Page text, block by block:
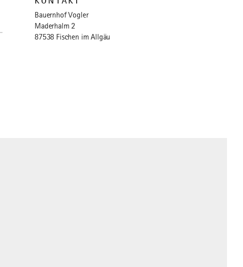
Bauernhof Vogler
Maderhalm 2
87538 Fischen im Allgäu